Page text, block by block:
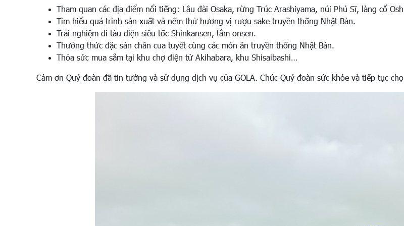
Tham quan các địa điểm nổi tiếng: Lâu đài Osaka, rừng Trúc Arashiyama, núi Phú Sĩ, làng cổ
Tìm hiểu quá trình sản xuất và nếm thử hương vị rượu sake truyền thống Nhật Bản.
Trải nghiệm đi tàu điện siêu tốc Shinkansen, tắm onsen.
Thưởng thức đặc sản chân cua tuyết cùng các món ăn truyền thống Nhật Bản.
Thỏa sức mua sắm tại khu chợ điện tử Akihabara, khu Shisaibashi…
Cảm ơn Quý đoàn đã tin tưởng và sử dụng dịch vụ của GOLA. Chúc Quý đoàn sức khỏe và tiếp tục